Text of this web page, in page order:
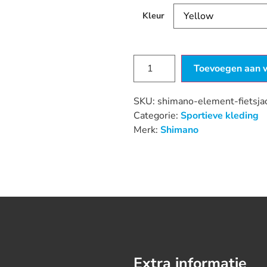
Kleur
Toevoegen aan
SKU: shimano-element-
Categorie: Sportieve kleding
Merk: Shimano